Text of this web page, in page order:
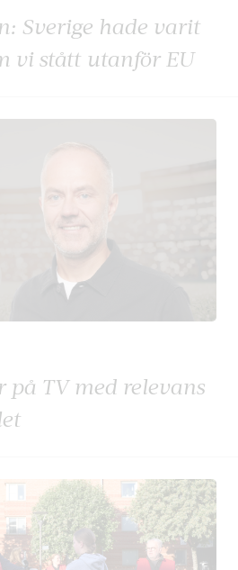
Sverige hade varit
vi stått utanför EU
TV med relevans